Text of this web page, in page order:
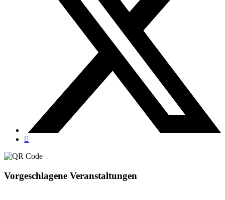
Vorgeschlagene Veranstaltungen